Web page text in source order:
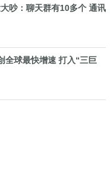
吵：聊天群有10多个 通讯
全球最快增速 打入“三巨